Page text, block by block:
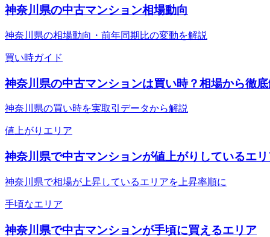
神奈川県の中古マンション相場動向
神奈川県の相場動向・前年同期比の変動を解説
買い時ガイド
神奈川県の中古マンションは買い時？相場から徹
神奈川県の買い時を実取引データから解説
値上がりエリア
神奈川県で中古マンションが値上がりしているエ
神奈川県で相場が上昇しているエリアを上昇率順に
手頃なエリア
神奈川県で中古マンションが手頃に買えるエリア